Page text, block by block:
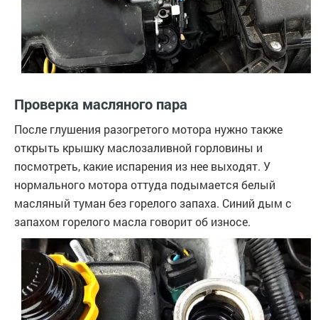
Проверка масляного пара
После глушения разогретого мотора нужно также
открыть крышку маслозаливной горловины и
посмотреть, какие испарения из нее выходят. У
нормального мотора оттуда подымается белый
масляный туман без горелого запаха. Синий дым с
запахом горелого масла говорит об износе.